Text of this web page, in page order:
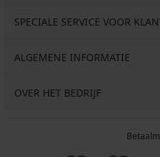
SPECIALE SERVICE VOOR
ALGEMENE INFORMATIE
OVER HET BEDRIJF